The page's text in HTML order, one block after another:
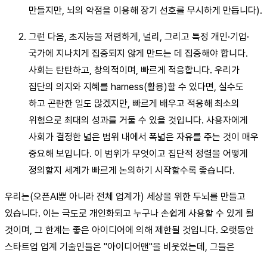
만들지만, 뇌의 약점을 이용해 장기 선호를 무시하게 만듭니다).
그런 다음, 초지능을 저렴하게, 널리, 그리고 특정 개인·기업·
국가에 지나치게 집중되지 않게 만드는 데 집중해야 합니다.
사회는 탄탄하고, 창의적이며, 빠르게 적응합니다. 우리가
집단의 의지와 지혜를 harness(활용)할 수 있다면, 실수도
하고 곤란한 일도 많겠지만, 빠르게 배우고 적응해 최소의
위험으로 최대의 성과를 거둘 수 있을 것입니다. 사용자에게
사회가 결정한 넓은 범위 내에서 폭넓은 자유를 주는 것이 매우
중요해 보입니다. 이 범위가 무엇이고 집단적 정렬을 어떻게
정의할지 세계가 빠르게 논의하기 시작할수록 좋습니다.
우리는(오픈AI뿐 아니라 전체 업계가) 세상을 위한 두뇌를 만들고
있습니다. 이는 극도로 개인화되고 누구나 손쉽게 사용할 수 있게 될
것이며, 그 한계는 좋은 아이디어에 의해 제한될 것입니다. 오랫동안
스타트업 업계 기술인들은 "아이디어맨"을 비웃었는데, 그들은